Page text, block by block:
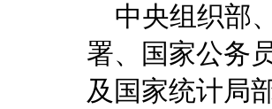
中央组织部
署、国家公务
及国家统计局